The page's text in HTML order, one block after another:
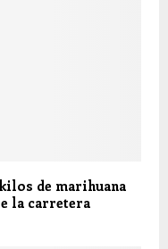
de marihuana
la carretera